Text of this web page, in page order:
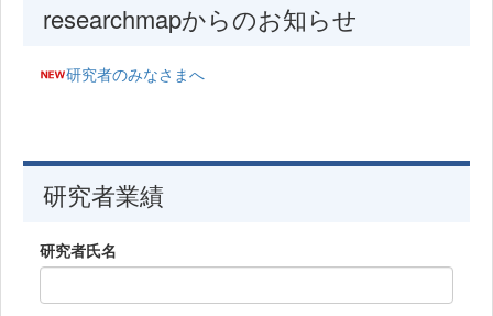
researchmapからのお知らせ
研究者のみなさまへ
研究者業績
研究者氏名